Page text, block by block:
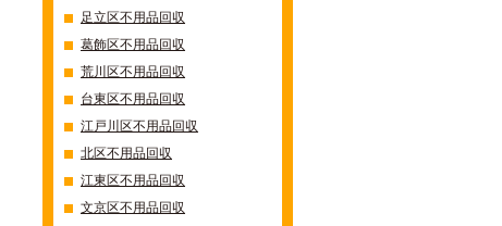
足立区不用品回収
葛飾区不用品回収
荒川区不用品回収
台東区不用品回収
江戸川区不用品回収
北区不用品回収
江東区不用品回収
文京区不用品回収